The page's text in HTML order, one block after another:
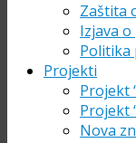
Zaštita
Izjava
Politika
Projekti
Projekt
Projekt
Nova